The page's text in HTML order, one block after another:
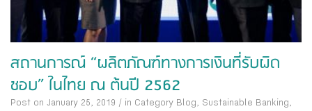
สถานการณ์ “ผลิตภัณฑ์ทางการเงินที่รับผิด
ชอบ” ในไทย ณ ต้นปี 2562
Post on January 25, 2019 / in Category Blog, Sustainable Banking,